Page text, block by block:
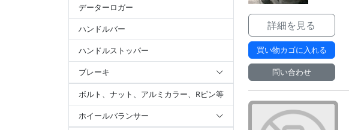
データーロガー
ハンドルバー
ハンドルストッパー
ブレーキ
ボルト、ナット、アルミカラー、Rピン等
ホイールバランサー
詳細を見る
買い物カゴに入れる
問い合わせ